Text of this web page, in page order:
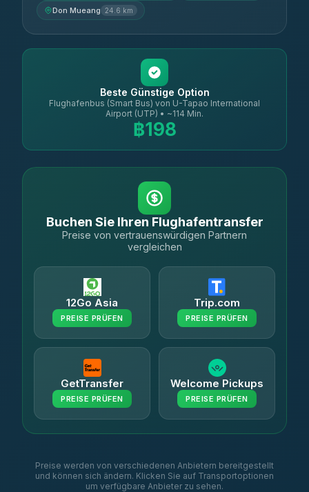
Don Mueang 24.6 km
Beste Günstige Option
Flughafenbus (Smart Bus) von U-Tapao International
Airport (UTP) • ~114 Min.
฿198
Buchen Sie Ihren Flughafentransfer
Preise von vertrauenswürdigen Partnern
vergleichen
12Go Asia
PREISE PRÜFEN
Trip.com
PREISE PRÜFEN
GetTransfer
PREISE PRÜFEN
Welcome Pickups
PREISE PRÜFEN
Preise werden von verschiedenen Anbietern bereitgestellt
und können sich ändern. Klicken Sie auf Transportoptionen
um verfügbare Anbieter zu sehen.